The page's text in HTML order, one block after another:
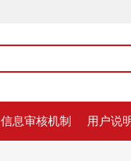
信息审核机制 用户说